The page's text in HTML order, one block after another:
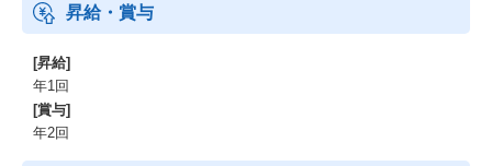
昇給・賞与
[昇給]
年1回
[賞与]
年2回